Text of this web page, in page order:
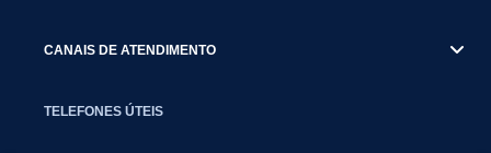
CANAIS DE ATENDIMENTO
TELEFONES ÚTEIS